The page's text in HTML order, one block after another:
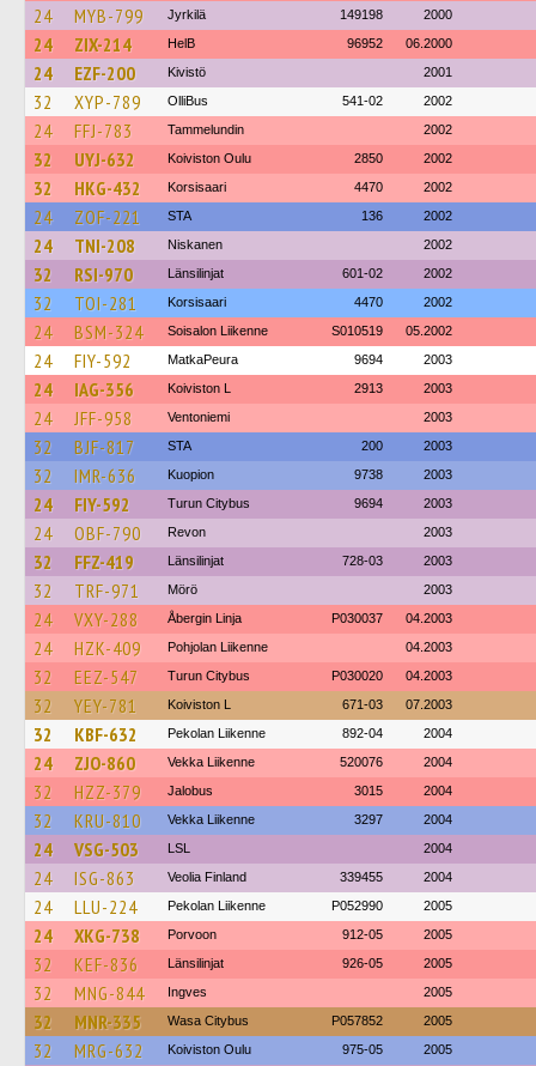
24 MYB-799 Jyrkilä 149198 2000
24 ZIX-214 HelB 96952 06.2000
24 EZF-200 Kivistö 2001
32 XYP-789 OlliBus 541-02 2002
24 FFJ-783 Tammelundin 2002
32 UYJ-632 Koiviston Oulu 2850 2002
32 HKG-432 Korsisaari 4470 2002
24 ZOF-221 STA 136 2002
24 TNI-208 Niskanen 2002
32 RSI-970 Länsilinjat 601-02 2002
32 TOI-281 Korsisaari 4470 2002
24 BSM-324 Soisalon Liikenne S010519 05.2002
24 FIY-592 MatkaPeura 9694 2003
24 IAG-356 Koiviston L 2913 2003
24 JFF-958 Ventoniemi 2003
32 BJF-817 STA 200 2003
32 IMR-636 Kuopion 9738 2003
24 FIY-592 Turun Citybus 9694 2003
24 OBF-790 Revon 2003
32 FFZ-419 Länsilinjat 728-03 2003
32 TRF-971 Mörö 2003
24 VXY-288 Åbergin Linja P030037 04.2003
24 HZK-409 Pohjolan Liikenne 04.2003
32 EEZ-547 Turun Citybus P030020 04.2003
32 YEY-781 Koiviston L 671-03 07.2003
32 KBF-632 Pekolan Liikenne 892-04 2004
24 ZJO-860 Vekka Liikenne 520076 2004
32 HZZ-379 Jalobus 3015 2004
32 KRU-810 Vekka Liikenne 3297 2004
24 VSG-503 LSL 2004
24 ISG-863 Veolia Finland 339455 2004
24 LLU-224 Pekolan Liikenne P052990 2005
24 XKG-738 Porvoon 912-05 2005
32 KEF-836 Länsilinjat 926-05 2005
32 MNG-844 Ingves 2005
32 MNR-335 Wasa Citybus P057852 2005
32 MRG-632 Koiviston Oulu 975-05 2005